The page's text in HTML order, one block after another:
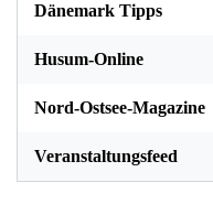
Dänemark Tipps
Husum-Online
Nord-Ostsee-Magazine
Veranstaltungsfeed